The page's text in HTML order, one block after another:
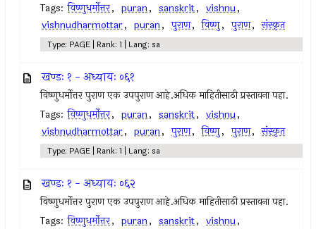
Tags: विष्णुधर्मोत्तर, puran, sanskrit, vishnu,
vishnudharmottar, puran, पुराण, विष्णु, पुराण, संस्कृत
Type: PAGE | Rank: 1 | Lang: sa
खण्डः १ - अध्यायः ०६१
विष्णुधर्मोत्तर पुराण एक उपपुराण आहे.अधिक माहितीसाठी प्रस्तावना पहा.
Tags: विष्णुधर्मोत्तर, puran, sanskrit, vishnu,
vishnudharmottar, puran, पुराण, विष्णु, पुराण, संस्कृत
Type: PAGE | Rank: 1 | Lang: sa
खण्डः १ - अध्यायः ०६२
विष्णुधर्मोत्तर पुराण एक उपपुराण आहे.अधिक माहितीसाठी प्रस्तावना पहा.
Tags: विष्णुधर्मोत्तर, puran, sanskrit, vishnu,